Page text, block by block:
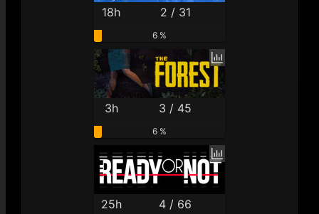
18h 2 / 31
6 %
3h 3 / 45
6 %
25h 4 / 66